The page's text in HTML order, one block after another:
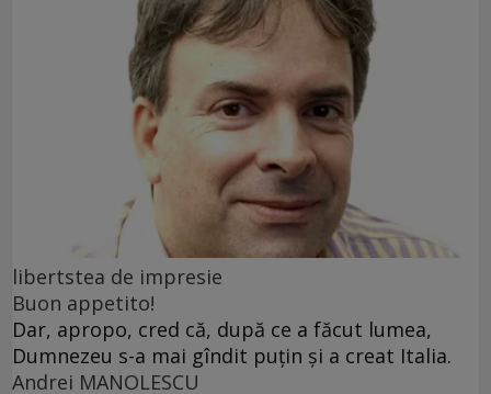
libertstea de impresie
Buon appetito!
Dar, apropo, cred că, după ce a făcut lumea,
Dumnezeu s-a mai gîndit puțin și a creat Italia.
Andrei MANOLESCU